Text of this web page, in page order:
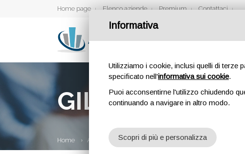
Home page Elenco aziende Premium Contattaci
GILDA MUNGO
Home Aziende Gilda Mungo Wedding Planner
Informativa
Utilizziamo i cookie, inclusi quelli di terze
specificato nell'informativa sui cookie.
Puoi acconsentirne l'utilizzo chiudendo
continuando a navigare in altro modo.
Scopri di più e personalizza